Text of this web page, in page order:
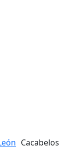
Cacabelos